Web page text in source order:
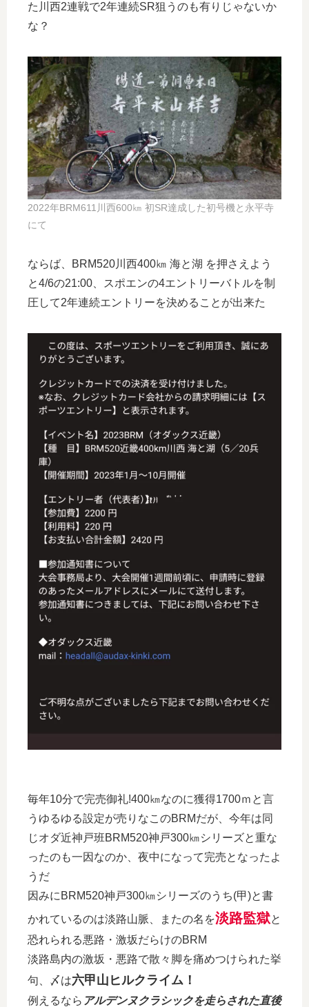
た川西2連戦で2年連続SR狙うのも有りじゃないか
な？
2022年BRM611川西600㎞ 初SR達成した初号機と永平寺
にて
ならば、BRM520川西400㎞ 海と湖 を押さえよう
と4/6の21:00、スポエンの4エントリーバトルを制
圧して2年連続エントリーを決めることが出来た
毎年10分で完売御礼!400㎞なのに獲得1700ｍと言
うゆるゆる設定が売りなこのBRMだが、今年は同
じオダ近神戸班BRM520神戸300㎞シリーズと重な
ったのも一因なのか、夜中になって完売となったよ
うだ
因みにBRM520神戸300㎞シリーズのうち(甲)と書
かれているのは淡路山脈、またの名を淡路監獄と
恐れられる悪路・激坂だらけのBRM
淡路島内の激坂・悪路で散々脚を痛めつけられた挙
句、〆は六甲山ヒルクライム！
例えるなら アルデンヌクラシックを走らされた直後